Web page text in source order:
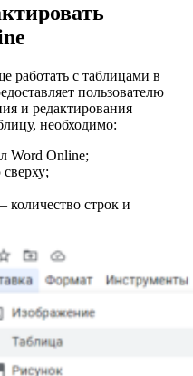
работать с таблицами в
пользователю
и редактирования
необходимо:
Word Online;
количество строк и